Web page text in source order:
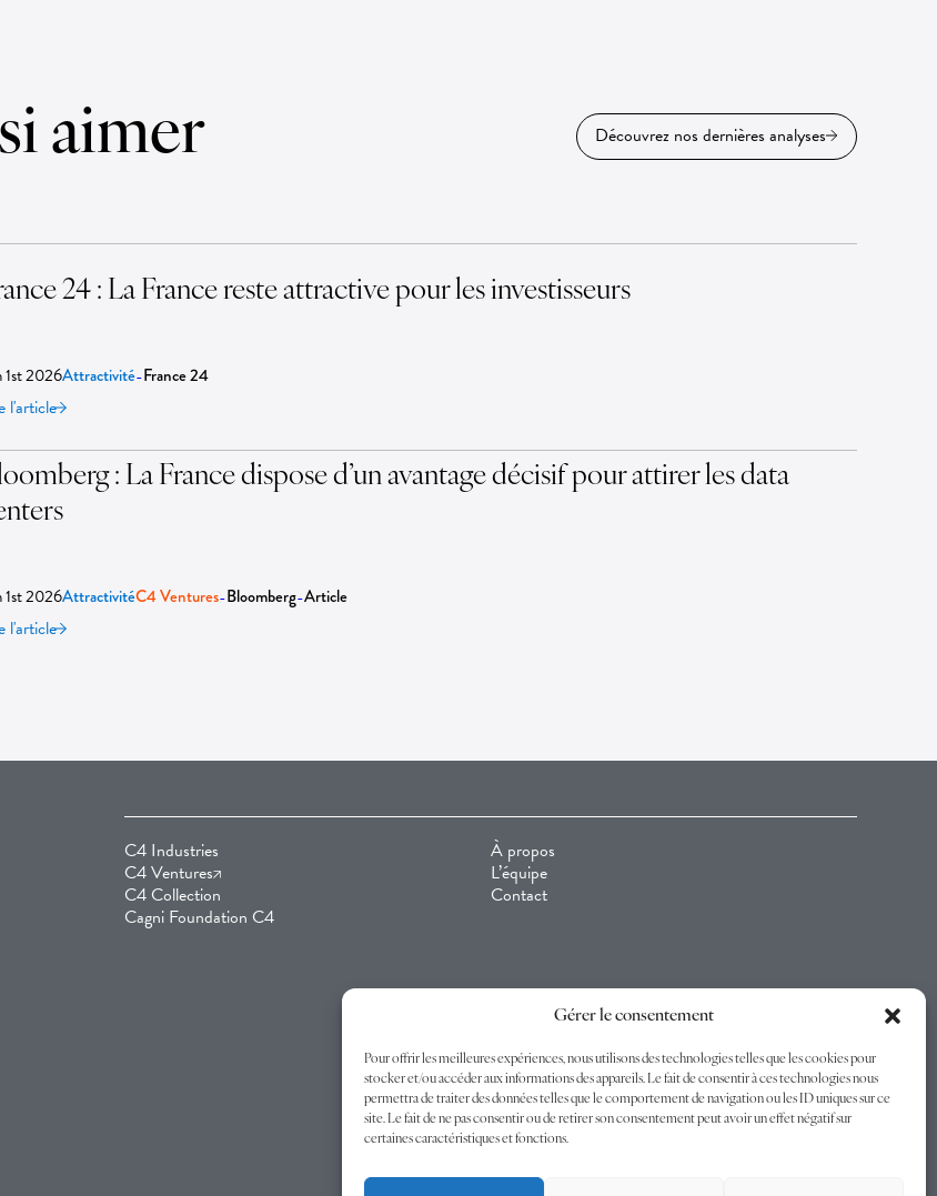
Gérer le consentement
Pour offrir les meilleures expériences, nous utilisons des technologies telles que les cookies pour
stocker et/ou accéder aux informations des appareils. Le fait de consentir à ces technologies nous
permettra de traiter des données telles que le comportement de navigation ou les ID uniques sur ce
site. Le fait de ne pas consentir ou de retirer son consentement peut avoir un effet négatif sur
certaines caractéristiques et fonctions.
aimer Découvrez nos dernières analyses
24 : La France reste attractive pour les investisseurs
1st 2026Attractivité-France 24
l'article
: La France dispose d’un avantage décisif pour attirer les data
1st 2026AttractivitéC4 Ventures-Bloomberg-Article
l'article
C4 Industries
C4 Ventures
C4 Collection
Cagni Foundation C4
À propos
L’équipe
Contact